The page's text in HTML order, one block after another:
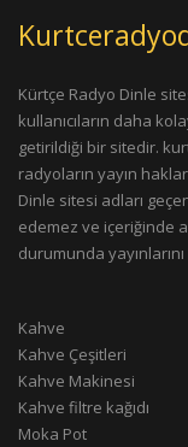
Kürtçe Radyo Dinle
kullanıcıların daha
getirildiği bir sitedir.
radyoların yayın
Dinle sitesi adları
edemez ve içeriğinde
durumunda
Kahve
Kahve Çeşitleri
Kahve Makinesi
Kahve filtre kağıdı
Moka Pot